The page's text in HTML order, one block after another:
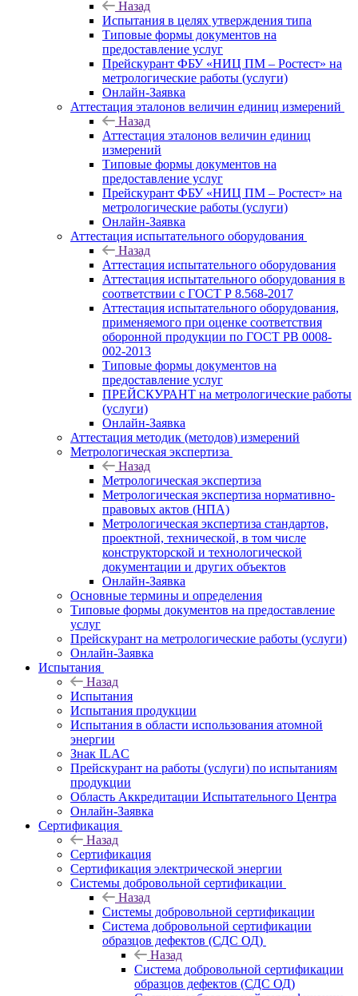
Назад
Испытания в целях утверждения типа
Типовые формы документов на
предоставление услуг
Прейскурант ФБУ «НИЦ ПМ – Ростест» на
метрологические работы (услуги)
Онлайн-Заявка
Аттестация эталонов величин единиц измерений
Назад
Аттестация эталонов величин единиц
измерений
Типовые формы документов на
предоставление услуг
Прейскурант ФБУ «НИЦ ПМ – Ростест» на
метрологические работы (услуги)
Онлайн-Заявка
Аттестация испытательного оборудования
Назад
Аттестация испытательного оборудования
Аттестация испытательного оборудования в
соответствии с ГОСТ Р 8.568-2017
Аттестация испытательного оборудования,
применяемого при оценке соответствия
оборонной продукции по ГОСТ РВ 0008-
002-2013
Типовые формы документов на
предоставление услуг
ПРЕЙСКУРАНТ на метрологические работы
(услуги)
Онлайн-Заявка
Аттестация методик (методов) измерений
Метрологическая экспертиза
Назад
Метрологическая экспертиза
Метрологическая экспертиза нормативно-
правовых актов (НПА)
Метрологическая экспертиза стандартов,
проектной, технической, в том числе
конструкторской и технологической
документации и других объектов
Онлайн-Заявка
Основные термины и определения
Типовые формы документов на предоставление
услуг
Прейскурант на метрологические работы (услуги)
Онлайн-Заявка
Испытания
Назад
Испытания
Испытания продукции
Испытания в области использования атомной
энергии
Знак ILAC
Прейскурант на работы (услуги) по испытаниям
продукции
Область Аккредитации Испытательного Центра
Онлайн-Заявка
Сертификация
Назад
Сертификация
Сертификация электрической энергии
Системы добровольной сертификации
Назад
Системы добровольной сертификации
Система добровольной сертификации
образцов дефектов (СДС ОД)
Назад
Система добровольной сертификации
образцов дефектов (СДС ОД)